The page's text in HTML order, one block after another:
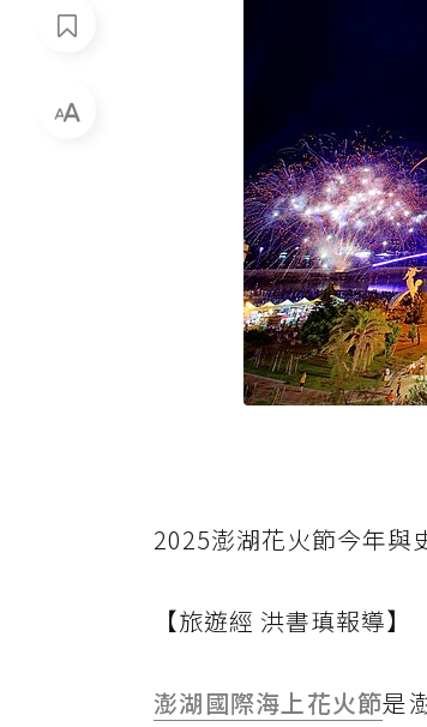
2025澎湖花火節今年與
【旅遊經 洪書瑱報導】
澎湖國際海上花火節是